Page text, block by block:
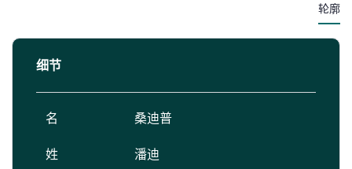
轮廓
细节
名 桑迪普
姓 潘迪